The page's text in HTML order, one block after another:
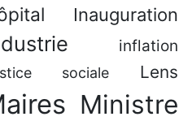
Inauguration
inflation
sociale Lens
Ministre